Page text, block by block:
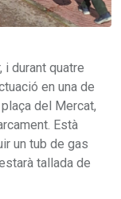
durant quatre
en una de
del Mercat,
Està
un tub de gas
tallada de